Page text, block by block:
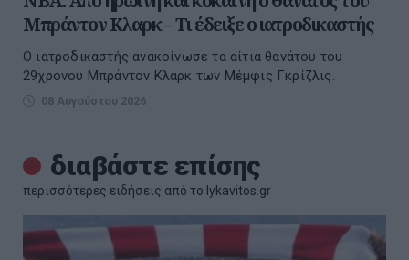
Μπράντον Κλαρκ – Τι έδειξε ο ιατροδικαστής
Ο ιατροδικαστής ανακοίνωσε τα αίτια θανάτου του
29χρονου Μπράντον Κλαρκ των Μέμφις Γκρίζλις.
08 Αυγούστου 2026
διαβάστε επίσης
περισσότερες ειδήσεις από το lykavitos.gr